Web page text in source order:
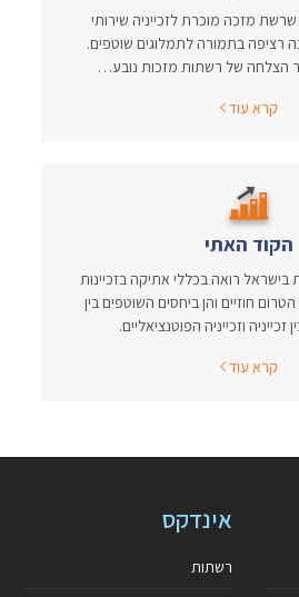
שרשת מזכה מוכרת לזכייניה שירותי
רציפה בתמורה לתמלוגים שוטפים.
הצלחה של רשתות מזכות נובע…
קרא עוד
הקוד האתי
בישראל רואה בכללי אתיקה בזכיינות
חוזיים והן ביחסים השוטפים בין
וזכייניה הפוטנציאליים.
קרא עוד
אינדקס
רשתות